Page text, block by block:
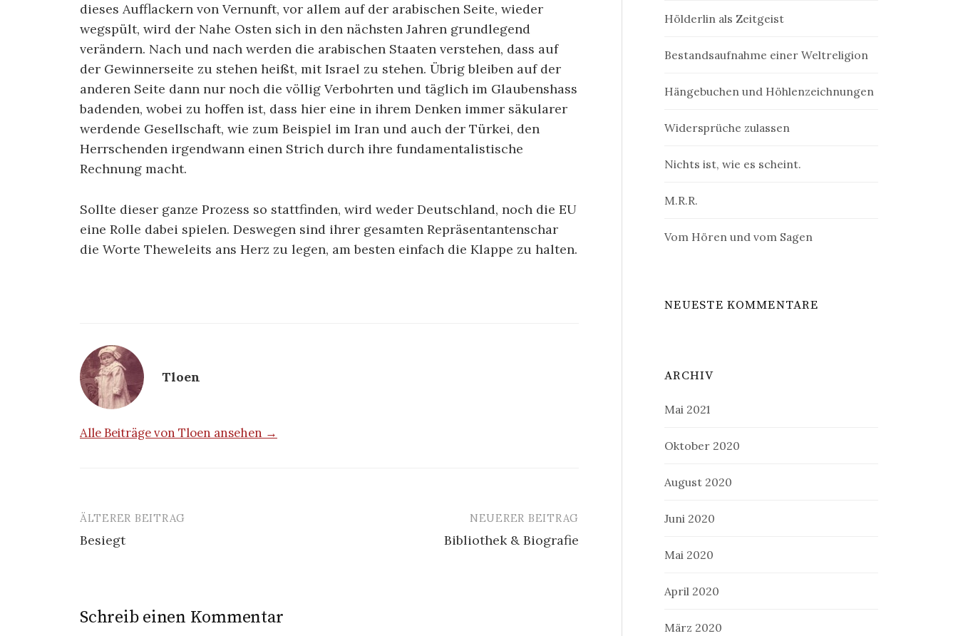
dieses Aufflackern von Vernunft, vor allem auf der arabischen Seite, wieder
wegspült, wird der Nahe Osten sich in den nächsten Jahren grundlegend
verändern. Nach und nach werden die arabischen Staaten verstehen, dass auf
der Gewinnerseite zu stehen heißt, mit Israel zu stehen. Übrig bleiben auf der
anderen Seite dann nur noch die völlig Verbohrten und täglich im Glaubenshass
badenden, wobei zu hoffen ist, dass hier eine in ihrem Denken immer säkularer
werdende Gesellschaft, wie zum Beispiel im Iran und auch der Türkei, den
Herrschenden irgendwann einen Strich durch ihre fundamentalistische
Rechnung macht.
Sollte dieser ganze Prozess so stattfinden, wird weder Deutschland, noch die EU
eine Rolle dabei spielen. Deswegen sind ihrer gesamten Repräsentantenschar
die Worte Theweleits ans Herz zu legen, am besten einfach die Klappe zu halten.
Tloen
Alle Beiträge von Tloen ansehen →
Beitrags-
Navigation
ÄLTERER BEITRAG
Besiegt
NEUERER BEITRAG
Bibliothek & Biografie
Schreib einen Kommentar
Hölderlin als Zeitgeist
Bestandsaufnahme einer Weltreligion
Hängebuchen und Höhlenzeichnungen
Widersprüche zulassen
Nichts ist, wie es scheint.
M.R.R.
Vom Hören und vom Sagen
NEUESTE KOMMENTARE
ARCHIV
Mai 2021
Oktober 2020
August 2020
Juni 2020
Mai 2020
April 2020
März 2020